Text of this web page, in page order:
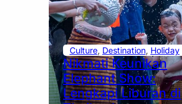
Culture, Destination, Holiday
Nikmati Keunikan
Elephant Show:
Lengkapi Liburan di